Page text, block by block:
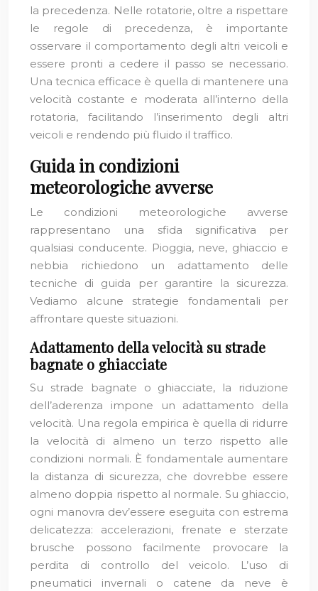
la precedenza. Nelle rotatorie, oltre a rispettare
le regole di precedenza, è importante
osservare il comportamento degli altri veicoli e
essere pronti a cedere il passo se necessario.
Una tecnica efficace è quella di mantenere una
velocità costante e moderata all’interno della
rotatoria, facilitando l’inserimento degli altri
veicoli e rendendo più fluido il traffico.
Guida in condizioni
meteorologiche avverse
Le condizioni meteorologiche avverse
rappresentano una sfida significativa per
qualsiasi conducente. Pioggia, neve, ghiaccio e
nebbia richiedono un adattamento delle
tecniche di guida per garantire la sicurezza.
Vediamo alcune strategie fondamentali per
affrontare queste situazioni.
Adattamento della velocità su strade
bagnate o ghiacciate
Su strade bagnate o ghiacciate, la riduzione
dell’aderenza impone un adattamento della
velocità. Una regola empirica è quella di ridurre
la velocità di almeno un terzo rispetto alle
condizioni normali. È fondamentale aumentare
la distanza di sicurezza, che dovrebbe essere
almeno doppia rispetto al normale. Su ghiaccio,
ogni manovra dev’essere eseguita con estrema
delicatezza: accelerazioni, frenate e sterzate
brusche possono facilmente provocare la
perdita di controllo del veicolo. L’uso di
pneumatici invernali o catene da neve è